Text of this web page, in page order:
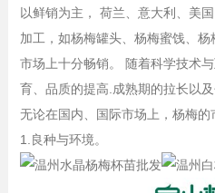
以鲜销为主， 荷兰、意大利、美
加工，如杨梅罐头、杨梅蜜饯、
市场上十分畅销。 随着科学技术
育、品质的提高.成熟期的拉长以
无论在国内、国际市场上，杨梅
1.良种与环境。